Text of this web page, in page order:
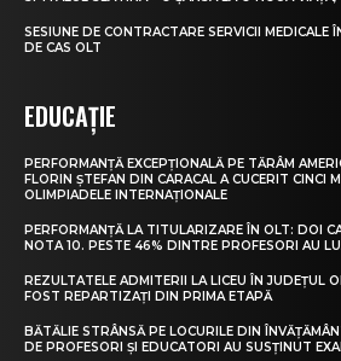
SESIUNE DE CONTRACTARE SERVICII MEDICALE
DE CAS OLT
EDUCAȚIE
PERFORMANȚĂ EXCEPȚIONALĂ PE TĂRÂM
FLORIN ȘTEFAN DIN CARACAL A CUCERIT CINCI
OLIMPIADELE INTERNAȚIONALE
PERFORMANȚĂ LA TITULARIZARE ÎN OLT: DOI
NOTA 10. PESTE 46% DINTRE PROFESORI AU
REZULTATELE ADMITERII LA LICEU ÎN JUDEȚUL
FOST REPARTIZAȚI DIN PRIMA ETAPĂ
BĂTĂLIE STRÂNSĂ PE LOCURILE DIN
DE PROFESORI ȘI EDUCATORI AU SUSȚINUT